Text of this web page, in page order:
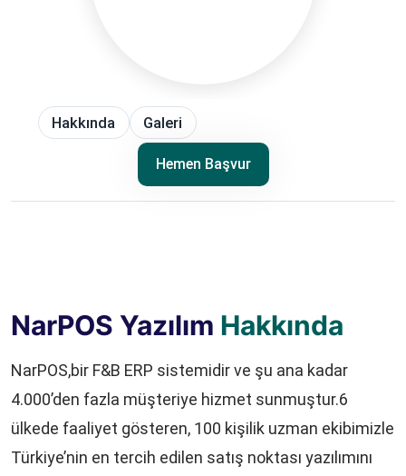
Hakkında Galeri
Hemen Başvur
NarPOS Yazılım Hakkında
NarPOS,bir F&B ERP sistemidir ve şu ana kadar
4.000’den fazla müşteriye hizmet sunmuştur.6
ülkede faaliyet gösteren, 100 kişilik uzman ekibimizle
Türkiye’nin en tercih edilen satış noktası yazılımını